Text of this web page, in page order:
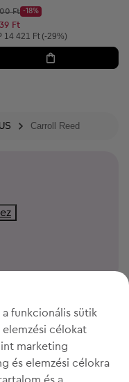
ár:
Ft
Discount Price:
-18%
ár:
Ft
ár:
14 421 Ft (-29%)
Carroll Reed
funkcionális sütik
elemzési célokat
marketing
és elemzési célokra